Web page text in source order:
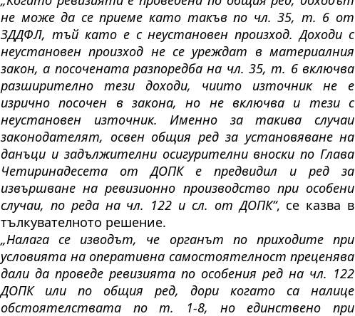
не може да се приеме като такъв по чл. 35, т. 6 от
ЗДДФЛ, тъй като е с неустановен произход. Доходи с
неустановен произход не се уреждат в материалния
закон, а посочената разпоредба на чл. 35, т. 6 включва
разширително тези доходи, чиито източник не е
изрично посочен в закона, но не включва и тези с
неустановен източник. Именно за такива случаи
законодателят, освен общия ред за установяване на
данъци и задължителни осигурителни вноски по Глава
Четиринадесета от ДОПК е предвидил и ред за
извършване на ревизионно производство при особени
случаи, по реда на чл. 122 и сл. от ДОПК“, се казва в
тълкувателното решение.
„Налага се изводът, че органът по приходите при
условията на оперативна самостоятелност преценява
дали да проведе ревизията по особения ред на чл. 122
ДОПК или по общия ред, дори когато са налице
обстоятелствата по т. 1-8, но единствено при